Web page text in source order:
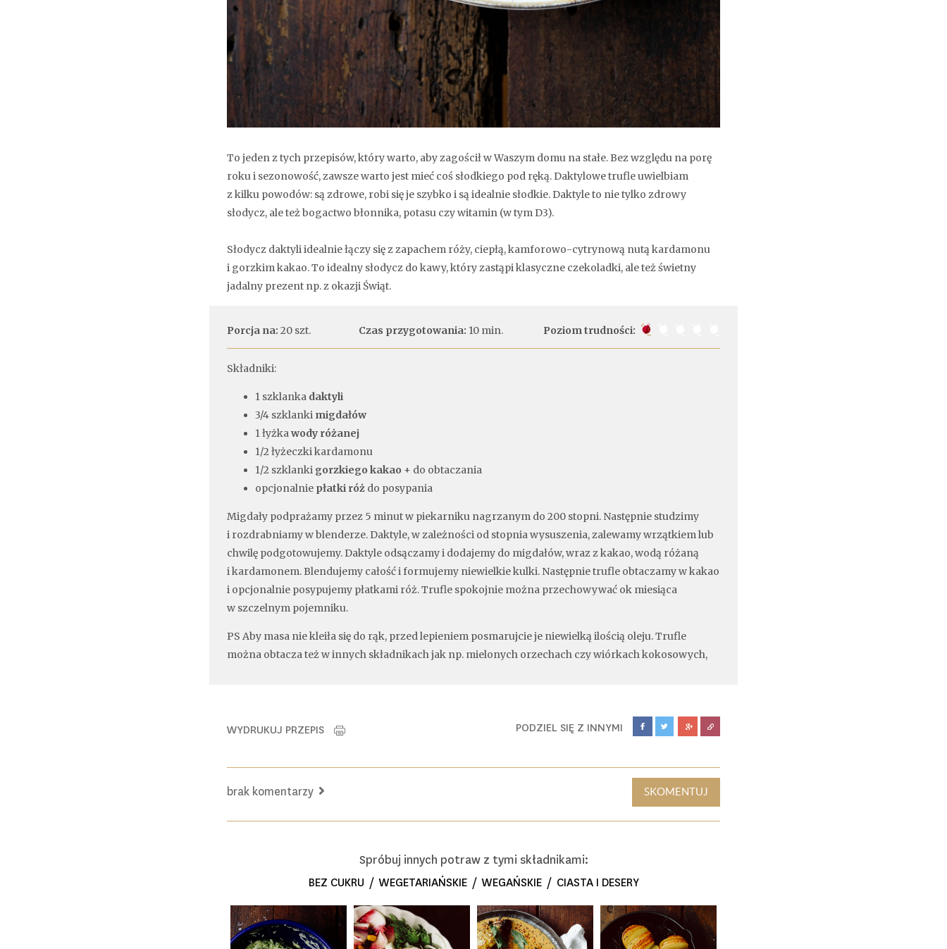
To jeden z tych przepisów, który warto, aby zagościł w Waszym domu na stałe. Bez względu na porę
roku i sezonowość, zawsze warto jest mieć coś słodkiego pod ręką. Daktylowe trufle uwielbiam
z kilku powodów: są zdrowe, robi się je szybko i są idealnie słodkie. Daktyle to nie tylko zdrowy
słodycz, ale też bogactwo błonnika, potasu czy witamin (w tym D3).
Słodycz daktyli idealnie łączy się z zapachem róży, ciepłą, kamforowo-cytrynową nutą kardamonu
i gorzkim kakao. To idealny słodycz do kawy, który zastąpi klasyczne czekoladki, ale też świetny
jadalny prezent np. z okazji Świąt.
Porcja na: 20 szt. Czas przygotowania: 10 min. Poziom trudności:
Składniki:
1 szklanka daktyli
3/4 szklanki migdałów
1 łyżkawody różanej
1/2 łyżeczki kardamonu
1/2 szklanki gorzkiego kakao + do obtaczania
opcjonalnie płatki róż do posypania
Migdały podprażamy przez 5 minut w piekarniku nagrzanym do 200 stopni. Następnie studzimy
i rozdrabniamy w blenderze. Daktyle, w zależności od stopnia wysuszenia, zalewamy wrzątkiem lub
chwilę podgotowujemy. Daktyle odsączamy i dodajemy do migdałów, wraz z kakao, wodą różaną
i kardamonem. Blendujemy całość i formujemy niewielkie kulki. Następnie trufle obtaczamy w kakao
i opcjonalnie posypujemy płatkami róż. Trufle spokojnie można przechowywać ok miesiąca
w szczelnym pojemniku.
PS Aby masa nie kleiła się do rąk, przed lepieniem posmarujcie je niewielką ilością oleju. Trufle
można obtacza też w innych składnikach jak np. mielonych orzechach czy wiórkach kokosowych,
WYDRUKUJ PRZEPIS PODZIEL SIĘ Z INNYMI
brak komentarzy SKOMENTUJ
Spróbuj innych potraw z tymi składnikami:
BEZ CUKRU /WEGETARIAŃSKIE/WEGAŃSKIE/ CIASTA I DESERY